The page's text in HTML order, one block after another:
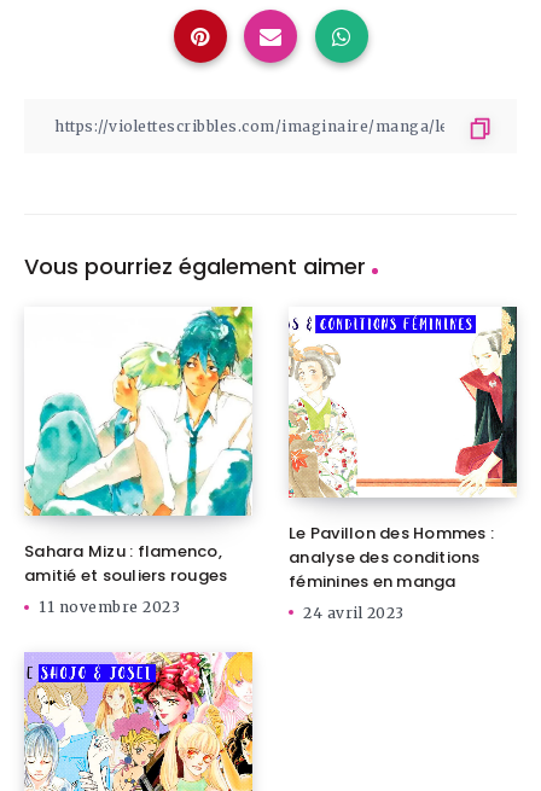
Vous pourriez également aimer
Sahara Mizu : flamenco,
amitié et souliers rouges
11 novembre 2023
Le Pavillon des Hommes :
analyse des conditions
féminines en manga
24 avril 2023